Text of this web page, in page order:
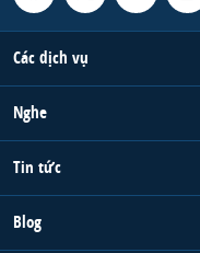
Các dịch vụ
Nghe
Tin tức
Blog